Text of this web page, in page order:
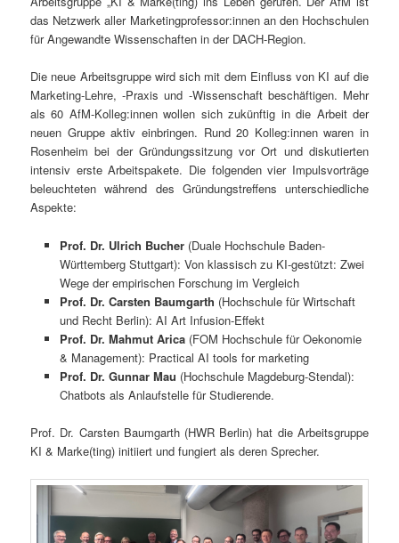
das Netzwerk aller Marketingprofessor:innen an den Hochschulen
für Angewandte Wissenschaften in der DACH-Region.
Die neue Arbeitsgruppe wird sich mit dem Einfluss von KI auf die
Marketing-Lehre, -Praxis und -Wissenschaft beschäftigen. Mehr
als 60 AfM-Kolleg:innen wollen sich zukünftig in die Arbeit der
neuen Gruppe aktiv einbringen. Rund 20 Kolleg:innen waren in
Rosenheim bei der Gründungssitzung vor Ort und diskutierten
intensiv erste Arbeitspakete. Die folgenden vier Impulsvorträge
beleuchteten während des Gründungstreffens unterschiedliche
Aspekte:
Prof. Dr. Ulrich Bucher(Duale Hochschule Baden-
Württemberg Stuttgart): Von klassisch zu KI-gestützt: Zwei
Wege der empirischen Forschung im Vergleich
Prof. Dr. Carsten Baumgarth (Hochschule für Wirtschaft
und Recht Berlin): AI Art Infusion-Effekt
Prof. Dr. Mahmut Arica(FOM Hochschule für Oekonomie
& Management): Practical AI tools for marketing
Prof. Dr. Gunnar Mau (Hochschule Magdeburg-Stendal):
Chatbots als Anlaufstelle für Studierende.
Prof. Dr. Carsten Baumgarth (HWR Berlin) hat die Arbeitsgruppe
KI & Marke(ting) initiiert und fungiert als deren Sprecher.